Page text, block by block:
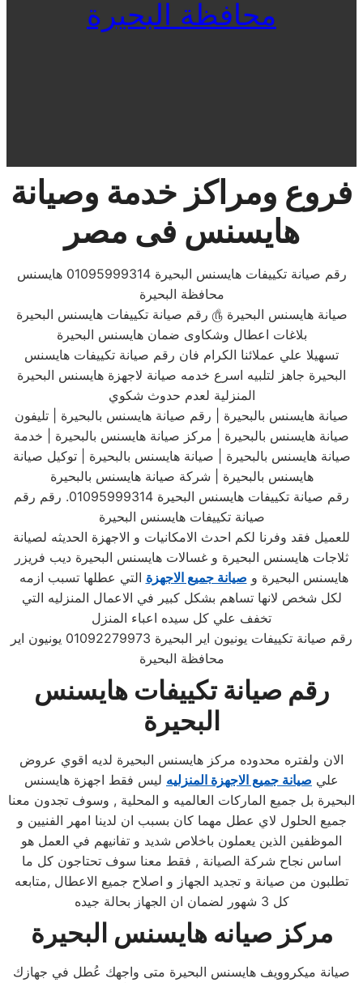
محافظة البحيرة
فروع ومراكز خدمة وصيانة
هايسنس فى مصر
رقم صيانة تكييفات هايسنس البحيرة 01095999314 هايسنس
محافظة البحيرة
صيانة هايسنس البحيرة ௹ رقم صيانة تكييفات هايسنس البحيرة
بلاغات اعطال وشكاوى ضمان هايسنس البحيرة
تسهيلا علي عملائنا الكرام فان رقم صيانة تكييفات هايسنس
البحيرة جاهز لتلبيه اسرع خدمه صيانة لاجهزة هايسنس البحيرة
المنزلية لعدم حدوث شكوي
صيانة هايسنس بالبحيرة | رقم صيانة هايسنس بالبحيرة | تليفون
صيانة هايسنس بالبحيرة | مركز صيانة هايسنس بالبحيرة | خدمة
صيانة هايسنس بالبحيرة | صيانة هايسنس بالبحيرة | توكيل صيانة
هايسنس بالبحيرة | شركة صيانة هايسنس بالبحيرة
رقم صيانة تكييفات هايسنس البحيرة 01095999314. رقم رقم
صيانة تكييفات هايسنس البحيرة
للعميل فقد وفرنا لكم احدث الامكانيات و الاجهزة الحديثه لصيانة
ثلاجات هايسنس البحيرة و غسالات هايسنس البحيرة ديب فريزر
هايسنس البحيرة و صيانة جميع الاجهزة التي عطلها تسبب ازمه
لكل شخص لانها تساهم بشكل كبير في الاعمال المنزليه التي
تخفف علي كل سيده اعباء المنزل
رقم صيانة تكييفات يونيون اير البحيرة 01092279973 يونيون اير
محافظة البحيرة
رقم صيانة تكييفات هايسنس
البحيرة
الان ولفتره محدوده مركز هايسنس البحيرة لديه اقوي عروض
علي صيانة جميع الاجهزة المنزليه ليس فقط اجهزة هايسنس
البحيرة بل جميع الماركات العالميه و المحلية , وسوف تجدون معنا
جميع الحلول لاي عطل مهما كان بسبب ان لدينا امهر الفنيين و
الموظفين الذين يعملون باخلاص شديد و تفانيهم في العمل هو
اساس نجاح شركة الصيانة , فقط معنا سوف تحتاجون كل ما
تطلبون من صيانة و تجديد الجهاز و اصلاح جميع الاعطال ,متابعه
كل 3 شهور لضمان ان الجهاز بحالة جيده
مركز صيانه هايسنس البحيرة
صيانة ميكروويف هايسنس البحيرة متى واجهك عُطل في جهازك